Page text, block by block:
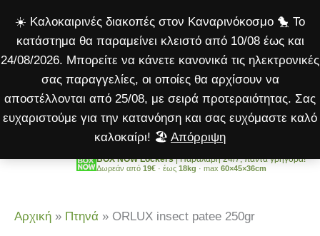
☀️ Καλοκαιρινές διακοπές στον Καναρινόκοσμο 🐤 Το
κατάστημα θα παραμείνει κλειστό από 10/08 έως και
24/08/2026. Μπορείτε να κάνετε κανονικά τις ηλεκτρονικές
σας παραγγελίες, οι οποίες θα αρχίσουν να
αποστέλλονται από 25/08, με σειρά προτεραιότητας. Σας
ευχαριστούμε για την κατανόηση και σας ευχόμαστε καλό
καλοκαίρι! 🏖️ Απόρριψη
στο
περιεχόμενο
BOX NOW Lockers| Παραλαβή 24/7, πάντα γρήγορα!
Δωρεάν από 19€ · έως 18kg · max 60×45×36cm
Αρχική » Πτηνά » ORLUX insect patee 250gr
250gr
ποσότητα